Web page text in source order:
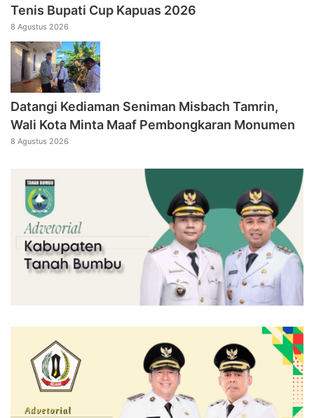
Tenis Bupati Cup Kapuas 2026
8 Agustus 2026
Datangi Kediaman Seniman Misbach Tamrin,
Wali Kota Minta Maaf Pembongkaran Monumen
8 Agustus 2026